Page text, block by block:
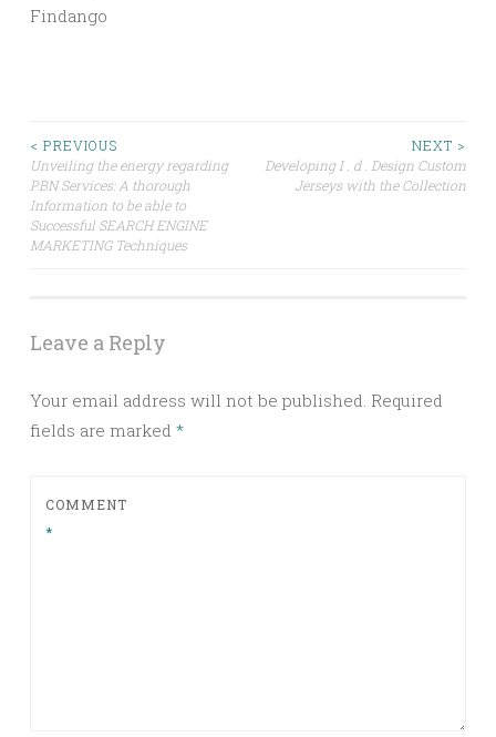
Findango
Post
navigation
< PREVIOUS
Unveiling the energy regarding
PBN Services: A thorough
Information to be able to
Successful SEARCH ENGINE
MARKETING Techniques
NEXT >
Developing I . d . Design Custom
Jerseys with the Collection
Leave a Reply
Your email address will not be published. Required
fields are marked *
COMMENT
*